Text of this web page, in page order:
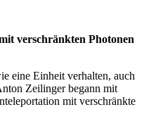
verschränkten Photonen
eine Einheit verhalten, auch
Zeilinger begann mit
mit verschränkte